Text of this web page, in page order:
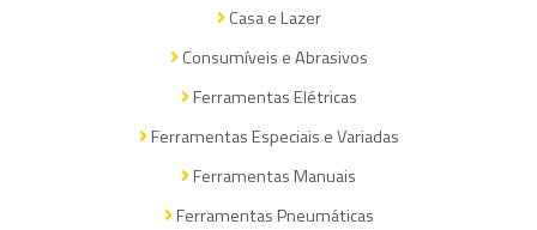
Casa e Lazer
Consumíveis e Abrasivos
Ferramentas Elétricas
Ferramentas Especiais e Variadas
Ferramentas Manuais
Ferramentas Pneumáticas